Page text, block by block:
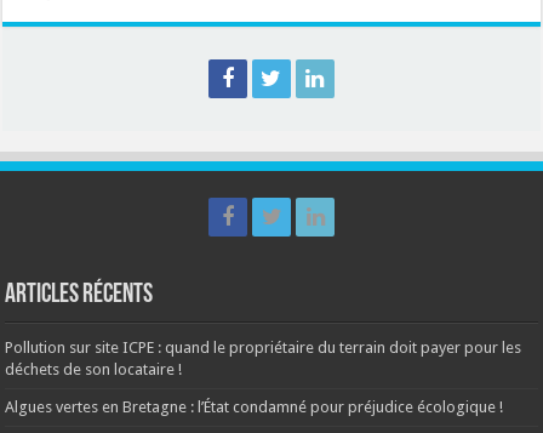
Articles récents
Pollution sur site ICPE : quand le propriétaire du terrain doit payer pour les
déchets de son locataire !
Algues vertes en Bretagne : l’État condamné pour préjudice écologique !